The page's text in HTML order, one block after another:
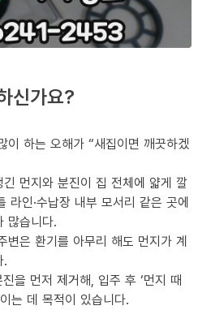
신가요?
이 하는 오해가 “새집이면 깨끗하겠
먼지와 분진이 집 전체에 얇게 깔
라인·수납장 내부 모서리 같은 곳에
많습니다.
변은 환기를 아무리 해도 먼지가 계
.
을 먼저 제거해, 입주 후 ‘먼지 때
는 데 목적이 있습니다.